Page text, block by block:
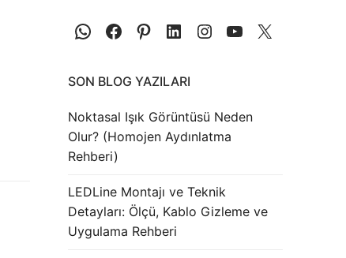
SON BLOG YAZILARI
Noktasal Işık Görüntüsü Neden
Olur? (Homojen Aydınlatma
Rehberi)
LEDLine Montajı ve Teknik
Detayları: Ölçü, Kablo Gizleme ve
Uygulama Rehberi